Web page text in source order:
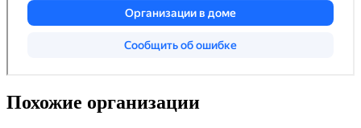
Похожие организации